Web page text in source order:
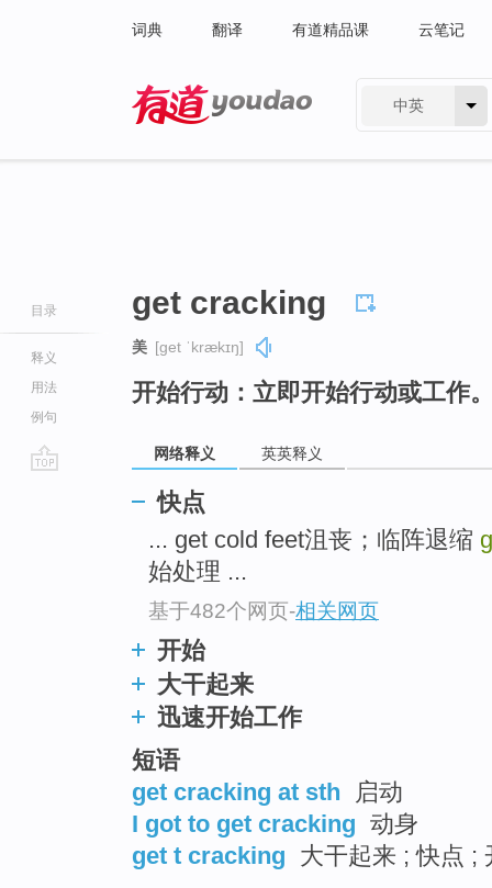
词典 翻译 有道精品课 云笔记
中英
目录
释义
用法
例句
get cracking
美 [ɡet ˈkrækɪŋ]
开始行动：立即开始行动或工作
网络释义 英英释义
快点
... get cold feet沮丧；临阵退缩
始处理 ...
基于482个网页-相关网页
开始
大干起来
迅速开始工作
短语
get cracking at sth
启动
I got to get cracking 动身
get t cracking 大干起来 ; 快点 ;